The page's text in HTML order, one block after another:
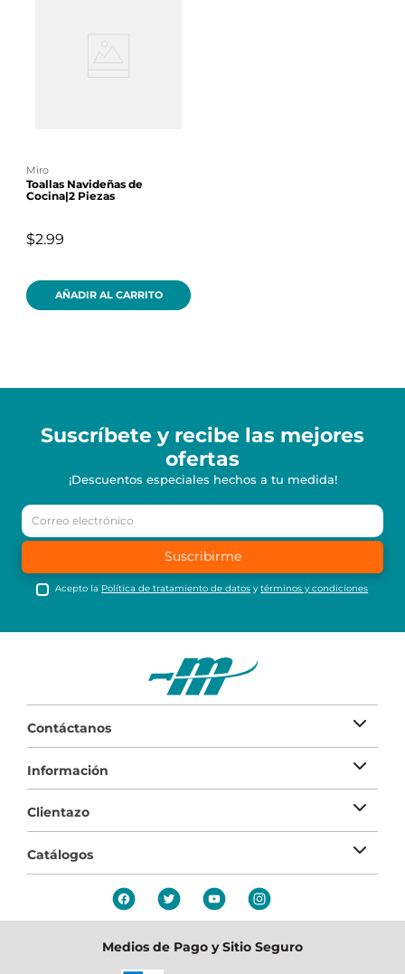
miro
Toallas Navideñas de
Cocina|2 Piezas
$2.99
AÑADIR AL CARRITO
Suscríbete y recibe las mejores
ofertas
¡Descuentos especiales hechos a tu medida!
Suscribirme
Acepto la Política de tratamiento de datos ytérminos y condiciones
Contáctanos
Información
Clientazo
Catálogos
Medios de Pago y Sitio Seguro